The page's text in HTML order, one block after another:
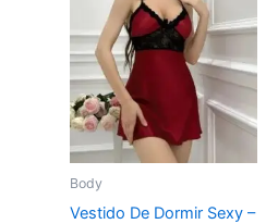
Body
Vestido De Dormir Sexy –